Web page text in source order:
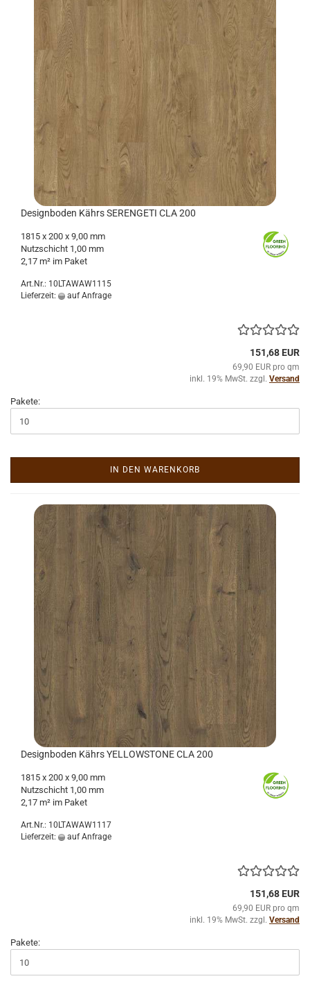
De­sign­bo­den Kährs SE­REN­GE­TI CLA 200
1815 x 200 x 9,00 mm
Nutz­schicht 1,00 mm
2,17 m² im Paket
Art.Nr.: 10LTAWAW1115
Lieferzeit:
auf Anfrage
151,68 EUR
69,90 EUR pro qm
inkl. 19% MwSt. zzgl. Versand
Pakete:
IN DEN WARENKORB
De­sign­bo­den Kährs YELLOW­STONE CLA 200
1815 x 200 x 9,00 mm
Nutz­schicht 1,00 mm
2,17 m² im Paket
Art.Nr.: 10LTAWAW1117
Lieferzeit:
auf Anfrage
151,68 EUR
69,90 EUR pro qm
inkl. 19% MwSt. zzgl. Versand
Pakete: